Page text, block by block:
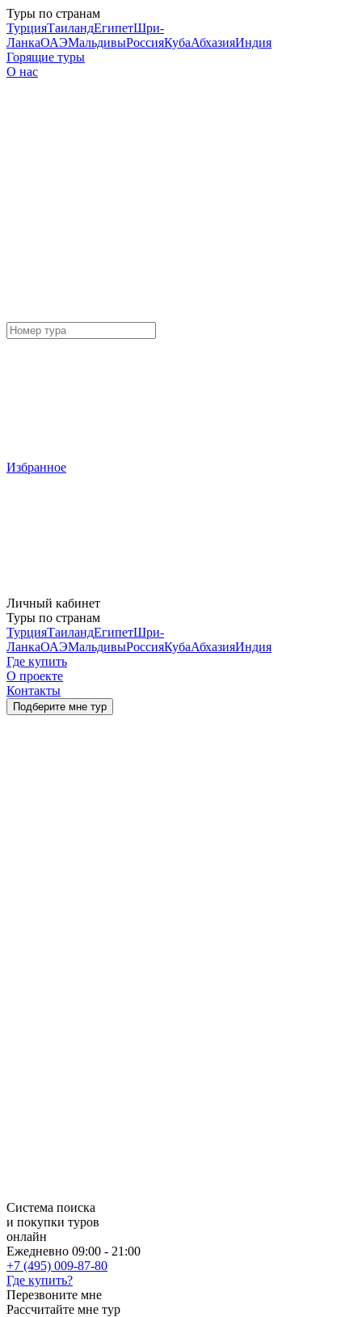
Туры по странам
ТурцияТаиландЕгипетШри-
ЛанкаОАЭМальдивыРоссияКубаАбхазияИндия
Горящие туры
О нас
Избранное
Личный кабинет
Туры по странам
ТурцияТаиландЕгипетШри-
ЛанкаОАЭМальдивыРоссияКубаАбхазияИндия
Где купить
О проекте
Контакты
Подберите мне тур
Система поиска
и покупки туров
онлайн
Ежедневно 09:00 - 21:00
+7 (495) 009-87-80
Где купить?
Перезвоните мне
Рассчитайте мне тур